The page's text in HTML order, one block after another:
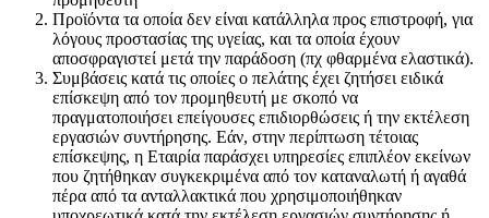
Προϊόντα τα οποία δεν είναι κατάλληλα προς επιστροφή, για
λόγους προστασίας της υγείας, και τα οποία έχουν
αποσφραγιστεί μετά την παράδοση (πχ φθαρμένα ελαστικά).
Συμβάσεις κατά τις οποίες ο πελάτης έχει ζητήσει ειδικά
επίσκεψη από τον προμηθευτή με σκοπό να
πραγματοποιήσει επείγουσες επιδιορθώσεις ή την εκτέλεση
εργασιών συντήρησης. Εάν, στην περίπτωση τέτοιας
επίσκεψης, η Εταιρία παράσχει υπηρεσίες επιπλέον εκείνων
που ζητήθηκαν συγκεκριμένα από τον καταναλωτή ή αγαθά
πέρα από τα ανταλλακτικά που χρησιμοποιήθηκαν